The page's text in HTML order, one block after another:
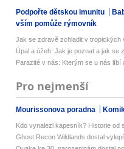
Podpořte dětskou imunitu
vším pomůže rýmovník
Jak se zdravě zchladit v tropických
Úpal a úžeh: Jak je poznat a jak se
Parazité v nás: Kterým se u nás líbí
Pro nejmenší
Mourissonova poradna
Kdo vynalezl kapesník? Historie
Ghost Recon Wildlands dostal